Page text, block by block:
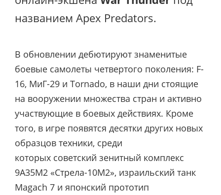
названием Apex Predators.
В обновлении дебютируют знаменитые
боевые самолеты четвертого поколения: F-
16, МиГ-29 и Tornado, в наши дни стоящие
на вооружении множества стран и активно
участвующие в боевых действиях. Кроме
того, в игре появятся десятки других новых
образцов техники, среди
которых советский зенитный комплекс
9A35М2 «Стрела-10М2», израильский танк
Magach 7 и японский прототип